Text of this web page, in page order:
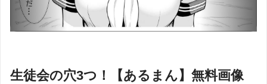
生徒会の穴3つ！【あるまん】無料画像